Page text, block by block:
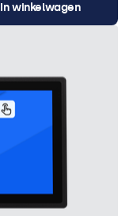
In winkelwagen